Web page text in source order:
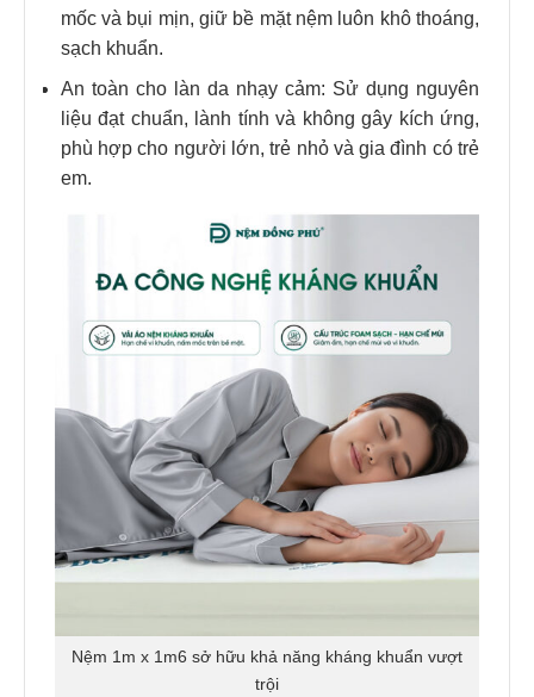
mốc và bụi mịn, giữ bề mặt nệm luôn khô thoáng,
sạch khuẩn.
An toàn cho làn da nhạy cảm: Sử dụng nguyên
liệu đạt chuẩn, lành tính và không gây kích ứng,
phù hợp cho người lớn, trẻ nhỏ và gia đình có trẻ
em.
Nệm 1m x 1m6 sở hữu khả năng kháng khuẩn vượt
trội